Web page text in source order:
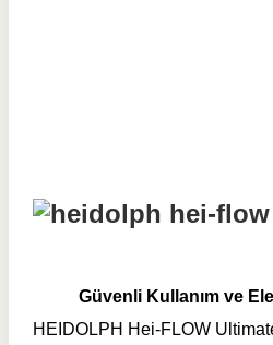
Güvenli Kullanım ve
HEIDOLPH Hei-FLOW